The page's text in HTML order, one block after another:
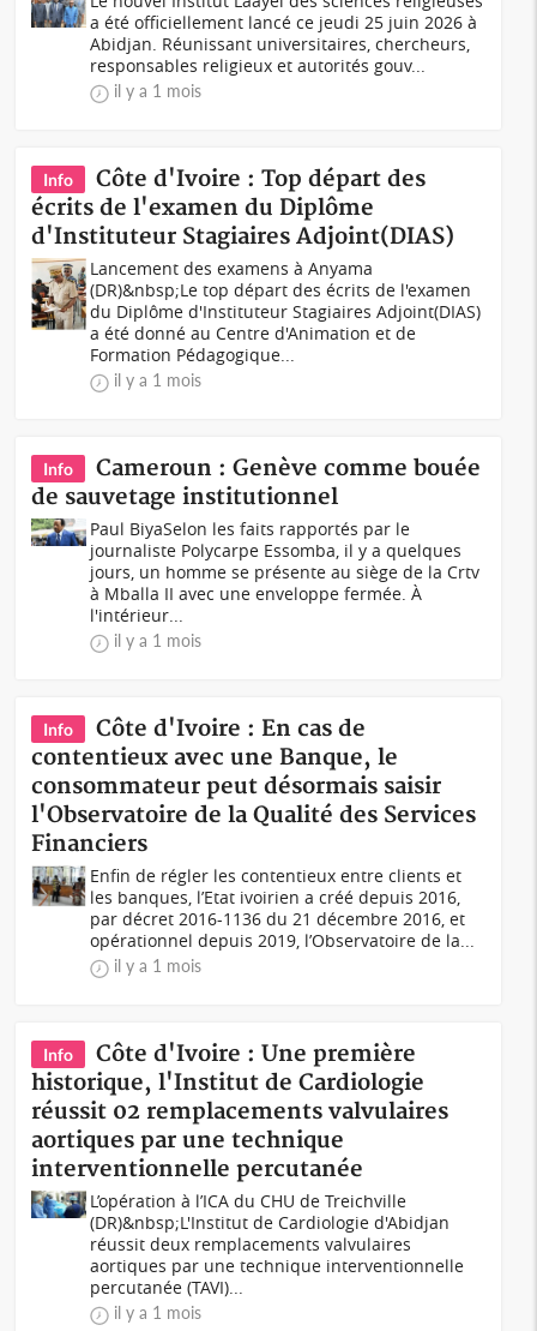
a été officiellement lancé ce jeudi 25 juin 2026 à
Abidjan. Réunissant universitaires, chercheurs,
responsables religieux et autorités gouv...
il y a 1 mois
Info
Côte d'Ivoire : Top départ des
écrits de l'examen du Diplôme
d'Instituteur Stagiaires Adjoint(DIAS)
Lancement des examens à Anyama
(DR)&nbsp;Le top départ des écrits de l'examen
du Diplôme d'Instituteur Stagiaires Adjoint(DIAS)
a été donné au Centre d'Animation et de
Formation Pédagogique...
il y a 1 mois
Info
Cameroun : Genève comme bouée
de sauvetage institutionnel
Paul BiyaSelon les faits rapportés par le
journaliste Polycarpe Essomba, il y a quelques
jours, un homme se présente au siège de la Crtv
à Mballa II avec une enveloppe fermée. À
l'intérieur...
il y a 1 mois
Info
Côte d'Ivoire : En cas de
contentieux avec une Banque, le
consommateur peut désormais saisir
l'Observatoire de la Qualité des Services
Financiers
Enfin de régler les contentieux entre clients et
les banques, l’Etat ivoirien a créé depuis 2016,
par décret 2016-1136 du 21 décembre 2016, et
opérationnel depuis 2019, l’Observatoire de la...
il y a 1 mois
Info
Côte d'Ivoire : Une première
historique, l'Institut de Cardiologie
réussit 02 remplacements valvulaires
aortiques par une technique
interventionnelle percutanée
L’opération à l’ICA du CHU de Treichville
(DR)&nbsp;L'Institut de Cardiologie d'Abidjan
réussit deux remplacements valvulaires
aortiques par une technique interventionnelle
percutanée (TAVI)...
il y a 1 mois